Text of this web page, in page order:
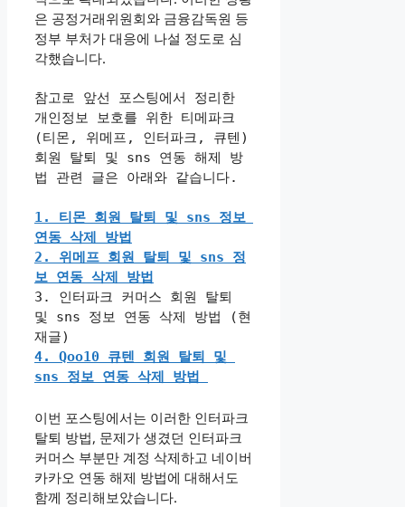
은 공정거래위원회와 금융감독원 등
정부 부처가 대응에 나설 정도로 심
각했습니다.
참고로 앞선 포스팅에서 정리한
개인정보 보호를 위한 티메파크
(티몬, 위메프, 인터파크, 큐텐)
회원 탈퇴 및 sns 연동 해제 방
법 관련 글은 아래와 같습니다.
1. 티몬 회원 탈퇴 및 sns 정보
연동 삭제 방법
2. 위메프 회원 탈퇴 및 sns 정
보 연동 삭제 방법
3. 인터파크 커머스 회원 탈퇴
및 sns 정보 연동 삭제 방법 (현
재글)
4. Qoo10 큐텐 회원 탈퇴 및
sns 정보 연동 삭제 방법
이번 포스팅에서는 이러한 인터파크
탈퇴 방법, 문제가 생겼던 인터파크
커머스 부분만 계정 삭제하고 네이버
카카오 연동 해제 방법에 대해서도
함께 정리해보았습니다.